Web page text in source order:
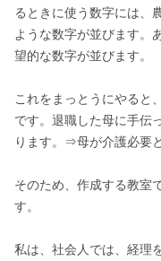
るときに使う数字には、
ような数字が並びます。
望的な数字が並びます。
これをまっとうにやると
です。退職した母に手伝
ります。⇒母が介護必要
そのため、作成する教室
す。
私は、社会人では、経理